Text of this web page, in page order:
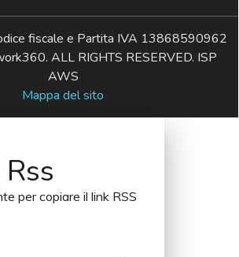
fiscale e Partita IVA 13868590962
ALL RIGHTS RESERVED. ISP
AWS
Mappa del sito
per copiare il link RSS